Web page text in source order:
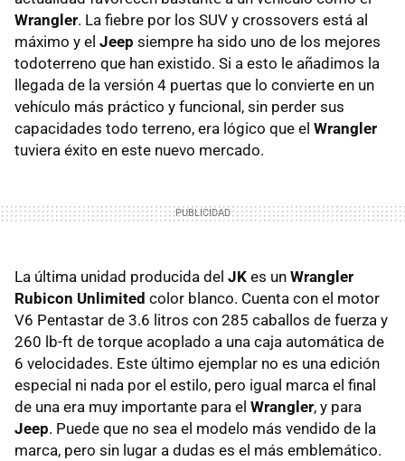
Wrangler. La fiebre por los SUV y crossovers está al
máximo y el Jeep siempre ha sido uno de los mejores
todoterreno que han existido. Si a esto le añadimos la
llegada de la versión 4 puertas que lo convierte en un
vehículo más práctico y funcional, sin perder sus
capacidades todo terreno, era lógico que el Wrangler
tuviera éxito en este nuevo mercado.
La última unidad producida del JK es un Wrangler
Rubicon Unlimited color blanco. Cuenta con el motor
V6 Pentastar de 3.6 litros con 285 caballos de fuerza y
260 lb-ft de torque acoplado a una caja automática de
6 velocidades. Este último ejemplar no es una edición
especial ni nada por el estilo, pero igual marca el final
de una era muy importante para el Wrangler, y para
Jeep. Puede que no sea el modelo más vendido de la
marca, pero sin lugar a dudas es el más emblemático.